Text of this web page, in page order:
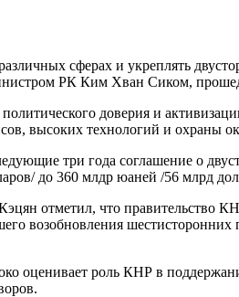
сферах и укреплять
РК Ким Хван Сиком,
доверия и
высоких технологий и охраны
три года соглашение о
до 360 млдр юаней /56 млрд
отметил, что правительство
возобновления
оценивает роль КНР в